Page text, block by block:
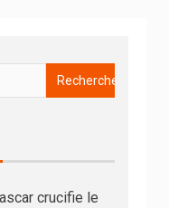
crucifie le